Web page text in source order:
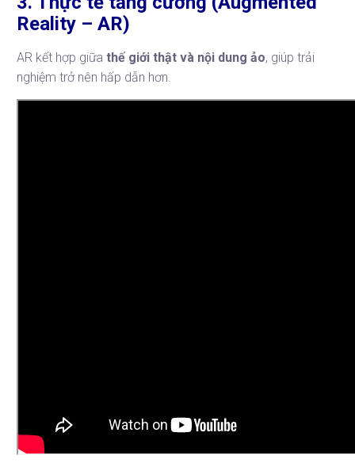
Reality – AR)
AR kết hợp giữa thế giới thật và nội dung ảo, giúp trải
nghiệm trở nên hấp dẫn hơn.